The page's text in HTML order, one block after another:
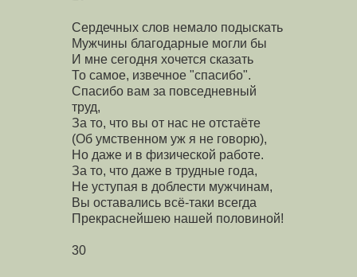
Сердечных слов немало подыскать
Мужчины благодарные могли бы
И мне сегодня хочется сказать
То самое, извечное "спасибо".
Спасибо вам за повседневный
труд,
За то, что вы от нас не отстаёте
(Об умственном уж я не говорю),
Hо даже и в физической работе.
За то, что даже в трудные года,
Hе уступая в доблести мужчинам,
Вы оставались всё-таки всегда
Прекраснейшею нашей половиной!
30